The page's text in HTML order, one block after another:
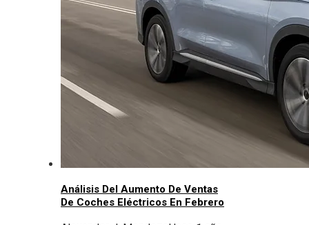
Análisis Del Aumento De Ventas
De Coches Eléctricos En Febrero